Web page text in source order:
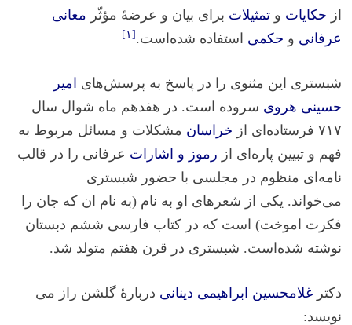
از حکایات و تمثیلات برای بیان و عرضهٔ مؤثّر معانی
عرفانی و حکمی استفاده شده‌است. [۱]
شبستری این مثنوی را در پاسخ به پرسش‌های امیر
حسینی هروی سروده است. در هفدهم ماه شوال سال
۷۱۷ فرستاده‌ای از
خراسان مشکلات و مسائل مربوط به
فهم و تبیین پاره‌ای از رموز و اشارات عرفانی را در قالب
نامه‌ای منظوم در مجلسی با حضور شبستری
می‌خواند. یکی از شعرهای او به نام (به نام ان که جان را
فکرت اموخت) است که در کتاب فارسی ششم دبستان
نوشته شده‌است. شبستری در قرن هفتم متولد شد.
دکتر غلامحسین ابراهیمی دینانی دربارهٔ گلشن راز می
نویسد: